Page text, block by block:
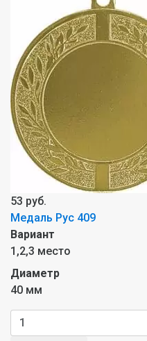
53 руб.
Медаль Рус 409
Вариант
1,2,3 место
Диаметр
40 мм